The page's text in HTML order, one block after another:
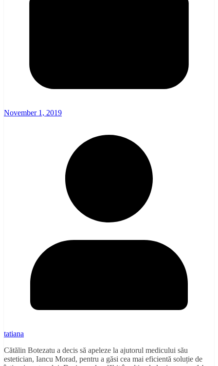
November 1, 2019
tatiana
Cătălin Botezatu a decis să apeleze la ajutorul medicului său
estetician, Iancu Morad, pentru a găsi cea mai eficientă soluție de